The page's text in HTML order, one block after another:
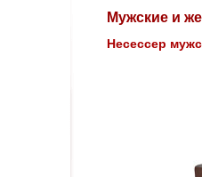
Мужские и
Несессер